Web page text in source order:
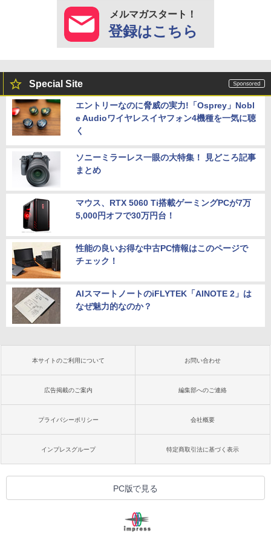
メルマガスタート！
登録はこちら
Special Site
エントリーなのに脅威の実力!「Osprey」Nobl
e Audioワイヤレスイヤフォン4機種を一気に聴
く
ソニーミラーレス一眼の大特集！ 見どころ記事
まとめ
マウス、RTX 5060 Ti搭載ゲーミングPCが7万
5,000円オフで30万円台！
性能の良いお得な中古PC情報はこのページで
チェック！
AIスマートノートのiFLYTEK「AINOTE 2」は
なぜ魅力的なのか？
本サイトのご利用について お問い合わせ
広告掲載のご案内 編集部へのご連絡
プライバシーポリシー 会社概要
インプレスグループ 特定商取引法に基づく表示
PC版で見る